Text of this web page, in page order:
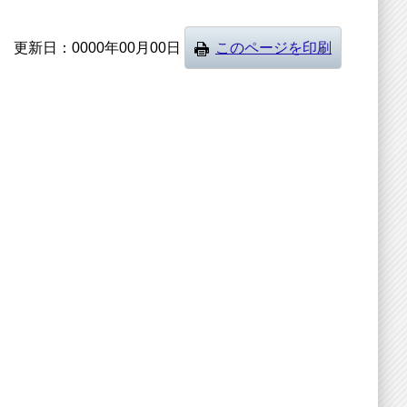
更新日 0000年00月00日 このページを印刷